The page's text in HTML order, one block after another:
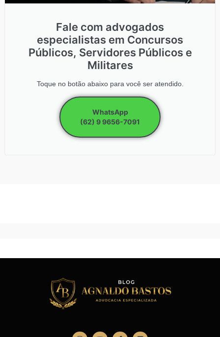
Fale com advogados
especialistas em Concursos
Públicos, Servidores Públicos e
Militares
Toque no botão abaixo para você ser atendido.
WhatsApp
(62) 9 9656-7091